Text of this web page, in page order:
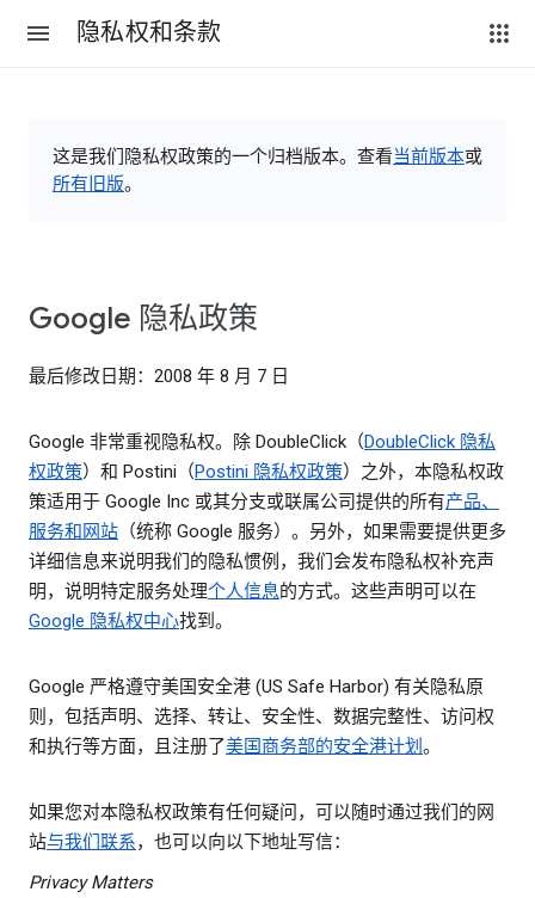
隐私权和条款
这是我们隐私权政策的一个归档版本。查看当前版本或
所有旧版。
Google 隐私政策
最后修改日期：2008 年 8 月 7 日
Google 非常重视隐私权。除 DoubleClick（DoubleClick 隐私
权政策）和 Postini（Postini 隐私权政策）之外，本隐私权政
策适用于 Google Inc 或其分支或联属公司提供的所有产品、
服务和网站 （统称 Google 服务）。另外，如果需要提供更多
详细信息来说明我们的隐私惯例，我们会发布隐私权补充声
明，说明特定服务处理个人信息的方式。这些声明可以在
Google 隐私权中心找到。
Google 严格遵守美国安全港 (US Safe Harbor) 有关隐私原
则，包括声明、选择、转让、安全性、数据完整性、访问权
和执行等方面，且注册了美国商务部的安全港计划 。
如果您对本隐私权政策有任何疑问，可以随时通过我们的网
站与我们联系，也可以向以下地址写信：
Privacy Matters